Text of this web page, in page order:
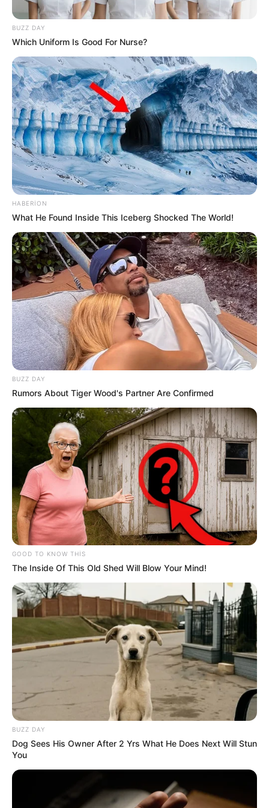
bürosu məlumat yayıb.
Zəlzələnin ocağı 29 kilometr dərinlikdə yerləşib.
HƏMÇININ OXUYUN
6 avqustda bizi nələr gözləyir? —ULDUZ FALI
Prezidentin fərmanı hansı dəyişikliklərə səbəb
olacaq? -AÇIQLAMA
SON DƏQİQƏ!SOCAR-da işləyənlərə mühüm
xəbər:kütləvi ixtisarlarla bağlı...
0 0
Xəbər xoşunuza gəldi? Sosial şəbəkələrdə paylaşın
Azərbaycan
BUZZ DAY
Which Uniform Is Good For Nurse?
HABERION
What He Found Inside This Iceberg Shocked The World!
BUZZ DAY
Rumors About Tiger Wood's Partner Are Confirmed
GOOD TO KNOW THIS
The Inside Of This Old Shed Will Blow Your Mind!
BUZZ DAY
Dog Sees His Owner After 2 Yrs What He Does Next Will Stun
You